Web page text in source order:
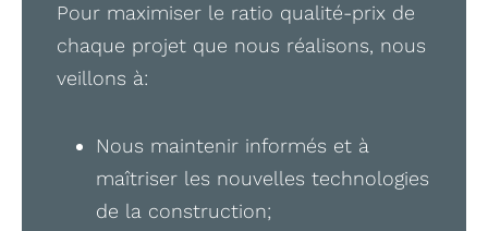
Pour maximiser le ratio qualité-prix de
chaque projet que nous réalisons, nous
veillons à:
Nous maintenir informés et à
maîtriser les nouvelles technologies
de la construction;